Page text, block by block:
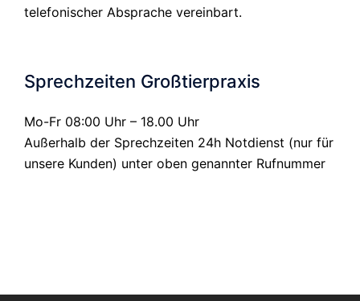
telefonischer Absprache vereinbart.
Sprechzeiten Großtierpraxis
Mo-Fr 08:00 Uhr – 18.00 Uhr
Außerhalb der Sprechzeiten 24h Notdienst (nur für
unsere Kunden) unter oben genannter Rufnummer